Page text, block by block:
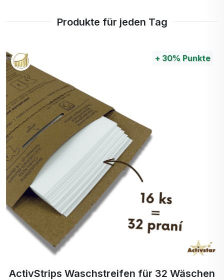
Produkte für jeden Tag
+ 30% Punkte
ActivStrips Waschstreifen für 32 Wäschen